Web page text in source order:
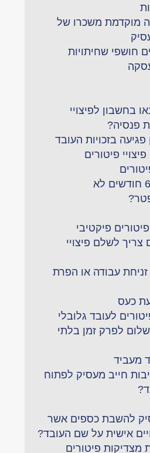
מוקדמת משכרו של
חושפי שחיתויות
בחשבון לפיצויי
פנסיה?
בזכויות העובד
עובדת בהריון 6 חודשים לא
פיקטיבי
לשלם פיצויי
זניחת עבודה או הפרת
כעס
לעובד גלובלי
לפרק זמן בלתי
מעביד
חייב מעסיק לפתוח
להשבת כספים אשר
אישית על שם העובד?
מצדיקות פיטורים